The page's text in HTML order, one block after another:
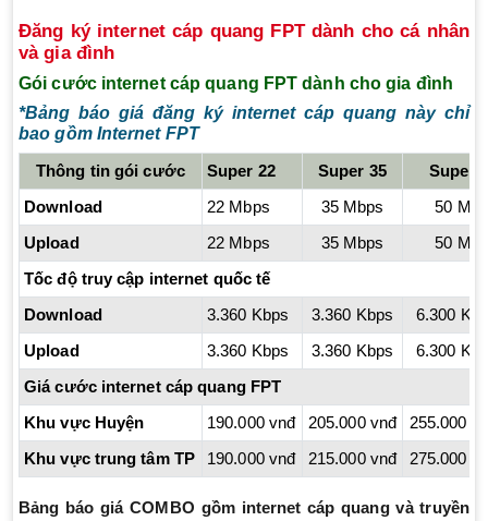
Đăng ký internet cáp quang FPT dành cho cá nhân
và gia đình
Gói cước internet cáp quang FPT dành cho gia đình
*Bảng báo giá đăng ký internet cáp quang này chỉ
bao gồm Internet FPT
Thông tin gói cước
Super 22 Super 35
Super
Download
22 Mbps 35 Mbps
50
Upload
22 Mbps 35 Mbps
50
Tốc độ truy cập internet quốc tế
Download
3.360 Kbps 3.360 Kbps
6.300
Upload
3.360 Kbps 3.360 Kbps
6.300
Giá cước internet cáp quang FPT
Khu vực Huyện
190.000 vnđ 205.000 vnđ
255.000
Khu vực trung tâm TP
190.000 vnđ 215.000 vnđ 275.000
Bảng báo giá COMBO gồm internet cáp quang và truyền